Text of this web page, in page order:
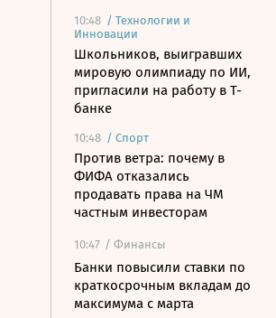
10:48 / Технологии и
Инновации
Школьников, выигравших
мировую олимпиаду по ИИ,
пригласили на работу в Т-
банке
10:48 / Спорт
Против ветра: почему в
ФИФА отказались
продавать права на ЧМ
частным инвесторам
10:47 / Финансы
Банки повысили ставки по
краткосрочным вкладам до
максимума с марта